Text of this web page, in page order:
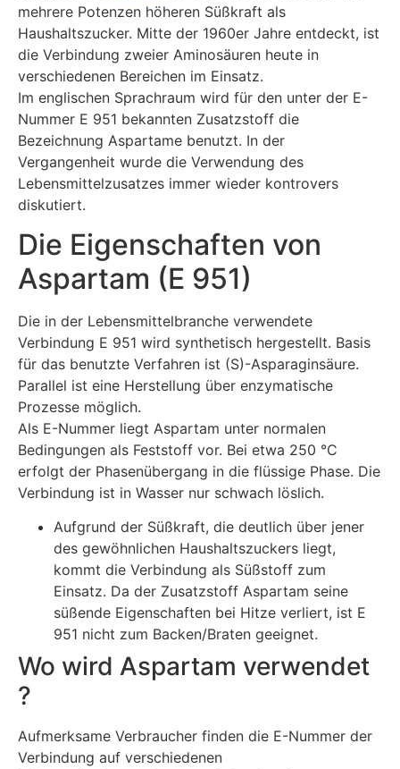
mehrere Potenzen höheren Süßkraft als
Haushaltszucker. Mitte der 1960er Jahre entdeckt, ist
die Verbindung zweier Aminosäuren heute in
verschiedenen Bereichen im Einsatz.
Im englischen Sprachraum wird für den unter der E-
Nummer E 951 bekannten Zusatzstoff die
Bezeichnung Aspartame benutzt. In der
Vergangenheit wurde die Verwendung des
Lebensmittelzusatzes immer wieder kontrovers
diskutiert.
Die Eigenschaften von
Aspartam (E 951)
Die in der Lebensmittelbranche verwendete
Verbindung E 951 wird synthetisch hergestellt. Basis
für das benutzte Verfahren ist (S)-Asparaginsäure.
Parallel ist eine Herstellung über enzymatische
Prozesse möglich.
Als E-Nummer liegt Aspartam unter normalen
Bedingungen als Feststoff vor. Bei etwa 250 °C
erfolgt der Phasenübergang in die flüssige Phase. Die
Verbindung ist in Wasser nur schwach löslich.
Aufgrund der Süßkraft, die deutlich über jener
des gewöhnlichen Haushaltszuckers liegt,
kommt die Verbindung als Süßstoff zum
Einsatz. Da der Zusatzstoff Aspartam seine
süßende Eigenschaften bei Hitze verliert, ist E
951 nicht zum Backen/Braten geeignet.
Wo wird Aspartam verwendet
?
Aufmerksame Verbraucher finden die E-Nummer der
Verbindung auf verschiedenen